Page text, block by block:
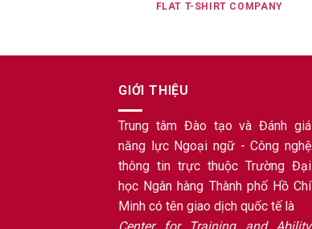
FLAT T-SHIRT COMPANY
GIỚI THIỆU
Trung tâm Đào tạo và Đánh giá
năng lực Ngoại ngữ - Công nghệ
thông tin trực thuộc Trường Đại
học Ngân hàng Thành phố Hồ Chí
Minh có tên giao dịch quốc tế là